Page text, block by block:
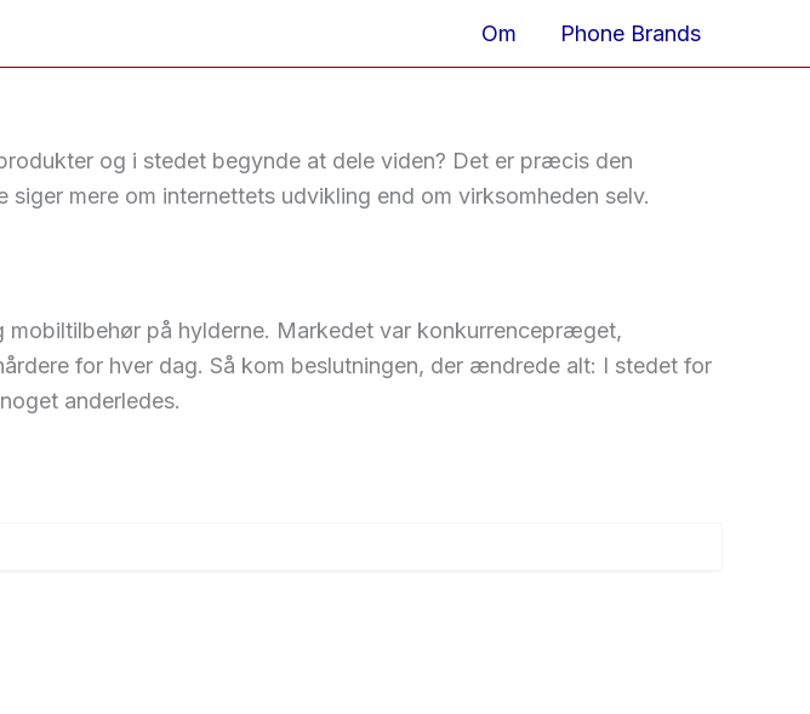
Om Phone Brands
og i stedet begynde at dele viden? Det er præcis den
mere om internettets udvikling end om virksomheden selv.
på hylderne. Markedet var konkurrencepræget,
for hver dag. Så kom beslutningen, der ændrede alt: I stedet for
anderledes.